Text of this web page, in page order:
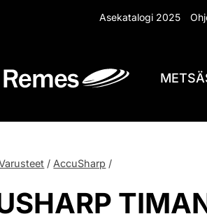
Asekatalogi 2025
/ AccuSharp /